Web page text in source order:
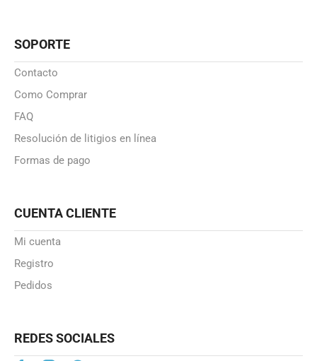
SOPORTE
Contacto
Como Comprar
FAQ
Resolución de litigios en línea
Formas de pago
CUENTA CLIENTE
Mi cuenta
Registro
Pedidos
REDES SOCIALES